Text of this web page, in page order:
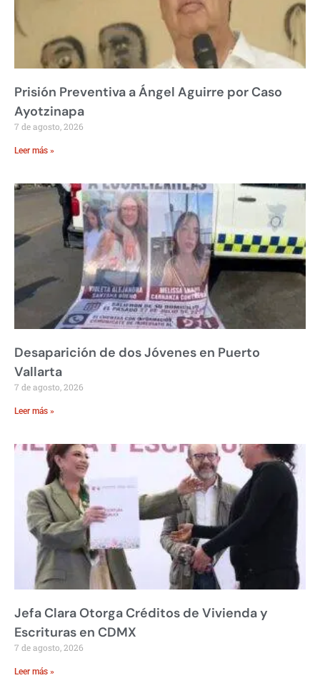
Prisión Preventiva a Ángel Aguirre por Caso
Ayotzinapa
7 de agosto, 2026
Leer más »
Desaparición de dos Jóvenes en Puerto
Vallarta
7 de agosto, 2026
Leer más »
Jefa Clara Otorga Créditos de Vivienda y
Escrituras en CDMX
7 de agosto, 2026
Leer más »